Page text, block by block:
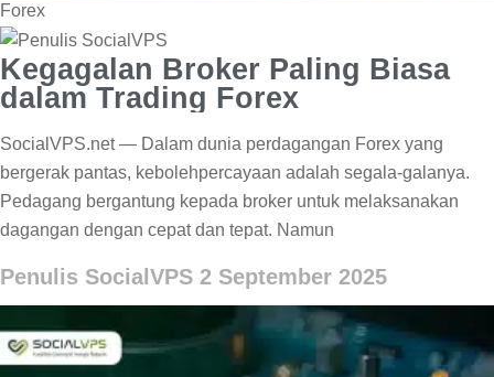
Forex
Kegagalan Broker Paling Biasa
dalam Trading Forex
SocialVPS.net — Dalam dunia perdagangan Forex yang
bergerak pantas, kebolehpercayaan adalah segala-galanya.
Pedagang bergantung kepada broker untuk melaksanakan
dagangan dengan cepat dan tepat. Namun
Penulis SocialVPS 2 September 2025